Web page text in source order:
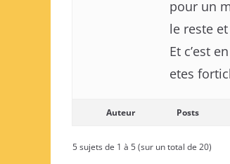
pour un
le reste
Et c’est
etes
Auteur Posts
5 sujets de 1 à 5 (sur un total de 20)